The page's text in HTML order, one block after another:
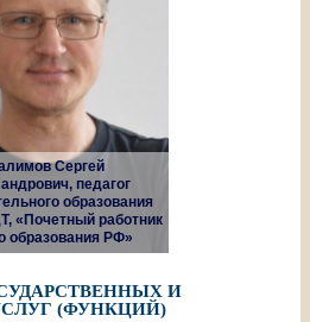
Сергей
педагог
образования
«Почетный работник
образования РФ»
И
(ФУНКЦИЙ)